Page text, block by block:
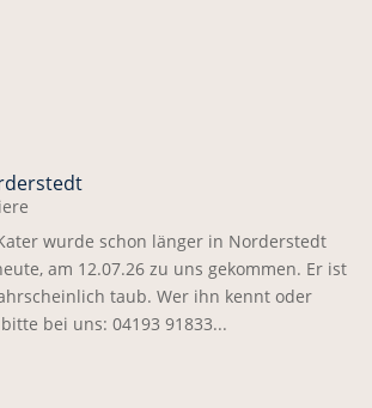
wurde schon länger in Norderstedt
am 12.07.26 zu uns gekommen. Er ist
taub. Wer ihn kennt oder
bei uns: 04193 91833...